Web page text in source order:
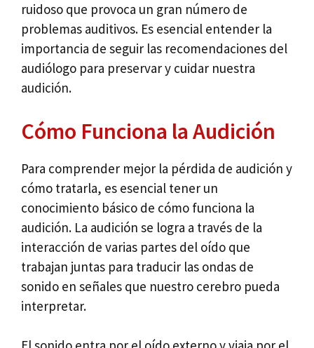
ruidoso que provoca un gran número de
problemas auditivos. Es esencial entender la
importancia de seguir las recomendaciones del
audiólogo para preservar y cuidar nuestra
audición.
Cómo Funciona la Audición
Para comprender mejor la pérdida de audición y
cómo tratarla, es esencial tener un
conocimiento básico de cómo funciona la
audición. La audición se logra a través de la
interacción de varias partes del oído que
trabajan juntas para traducir las ondas de
sonido en señales que nuestro cerebro pueda
interpretar.